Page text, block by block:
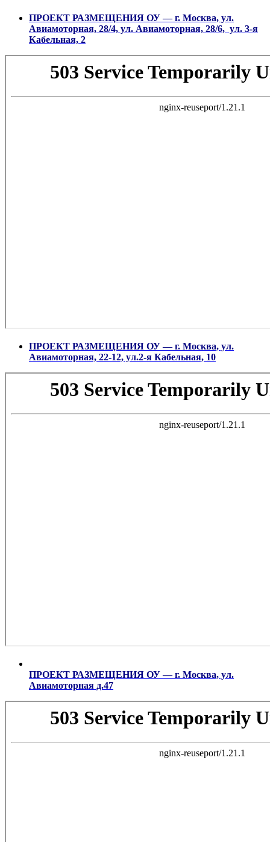
ПРОЕКТ РАЗМЕЩЕНИЯ ОУ — г. Москва, ул.
Авиамоторная, 28/4, ул. Авиамоторная, 28/6, ул. 3-я
Кабельная, 2
ПРОЕКТ РАЗМЕЩЕНИЯ ОУ — г. Москва, ул.
Авиамоторная, 22-12, ул.2-я Кабельная, 10
ПРОЕКТ РАЗМЕЩЕНИЯ ОУ — г. Москва, ул.
Авиамоторная д.47